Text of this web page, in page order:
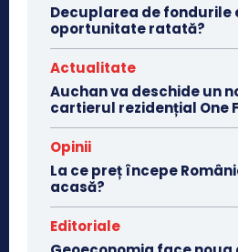
Decuplarea de fondurile
oportunitate ratată?
Actualitate
Auchan va deschide un
cartierul rezidențial One
Opinii
La ce preț începe
acasă?
Editoriale